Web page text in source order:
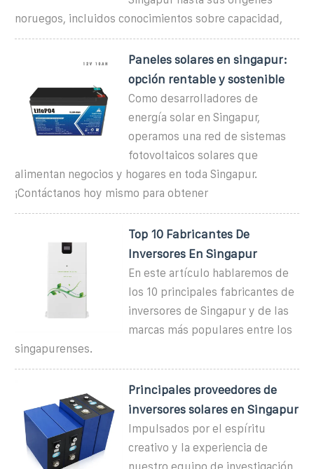
noruegos, incluidos conocimientos sobre capacidad,
Paneles solares en singapur:
opción rentable y sostenible
Como desarrolladores de
energía solar en Singapur,
operamos una red de sistemas
fotovoltaicos solares que
alimentan negocios y hogares en toda Singapur.
¡Contáctanos hoy mismo para obtener
Top 10 Fabricantes De
Inversores En Singapur
En este artículo hablaremos de
los 10 principales fabricantes de
inversores de Singapur y de las
marcas más populares entre los
singapurenses.
Principales proveedores de
inversores solares en Singapur
Impulsados por el espíritu
creativo y la experiencia de
nuestro equipo de investigación